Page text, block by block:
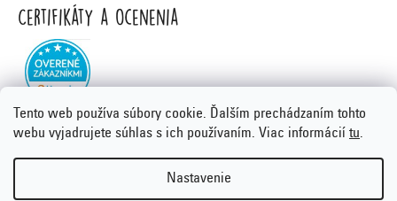
Tento web používa súbory cookie. Ďalším prechádzaním tohto
webu vyjadrujete súhlas s ich používaním. Viac informácií tu.
Nastavenie
Certifikáty a ocenenia